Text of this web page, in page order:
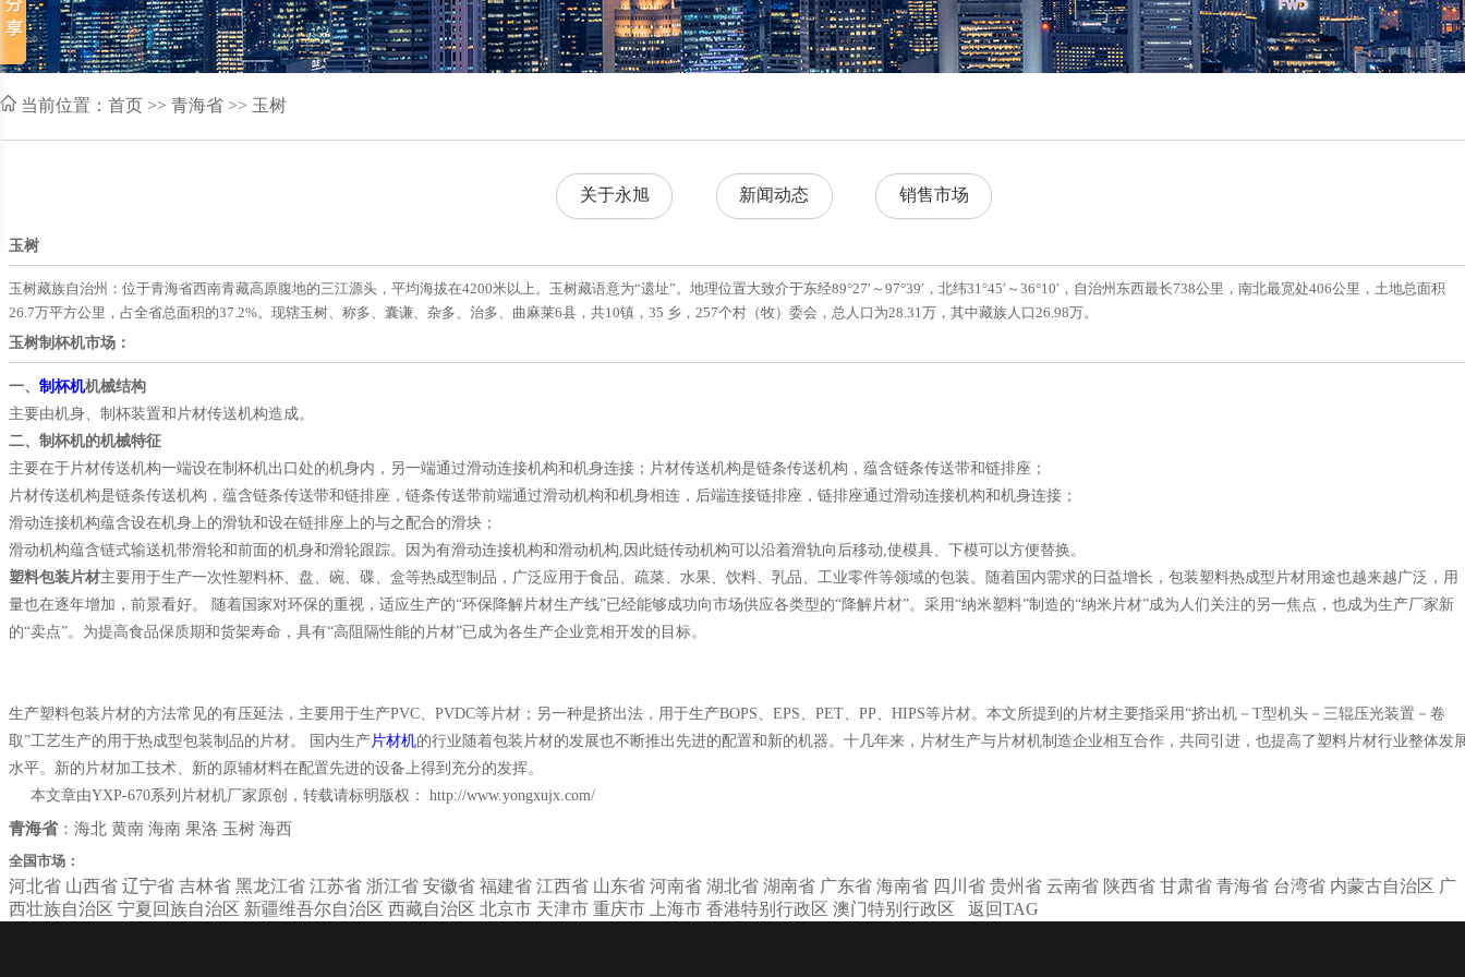
当前位置： 首页 >> 青海省 >> 玉树
关于永旭 新闻动态 销售市场
玉树
玉树藏族自治州：位于青海省西南青藏高原腹地的三江源头，平均海拔在4200米以上。玉树藏语意为“遗址”。地理位置大致介于东经89°27′～97°39′，北纬31°45′～36°10′，自治州东西最长738公里，南北最宽处406公里，土地总面积
26.7万平方公里，占全省总面积的37.2%。现辖玉树、称多、囊谦、杂多、治多、曲麻莱6县，共10镇，35 乡，257个村（牧）委会，总人口为28.31万，其中藏族人口26.98万。
玉树制杯机市场：
一、 制杯机机械结构
主要由机身、制杯装置和片材传送机构造成。
二、制杯机的机械特征
主要在于片材传送机构一端设在制杯机出口处的机身内，另一端通过滑动连接机构和机身连接；片材传送机构是链条传送机构，蕴含链条传送带和链排座；
片材传送机构是链条传送机构，蕴含链条传送带和链排座，链条传送带前端通过滑动机构和机身相连，后端连接链排座，链排座通过滑动连接机构和机身连接；
滑动连接机构蕴含设在机身上的滑轨和设在链排座上的与之配合的滑块；
滑动机构蕴含链式输送机带滑轮和前面的机身和滑轮跟踪。因为有滑动连接机构和滑动机构,因此链传动机构可以沿着滑轨向后移动,使模具、下模可以方便替换。
塑料包装片材主要用于生产一次性塑料杯、盘、碗、碟、盒等热成型制品，广泛应用于食品、疏菜、水果、饮料、乳品、工业零件等领域的包装。随着国内需求的日益增长，包装塑料热成型片材用途也越来越广泛，用
量也在逐年增加，前景看好。 随着国家对环保的重视，适应生产的“环保降解片材生产线”已经能够成功向市场供应各类型的“降解片材”。采用“纳米塑料”制造的“纳米片材”成为人们关注的另一焦点，也成为生产厂家新
的“卖点”。为提高食品保质期和货架寿命，具有“高阻隔性能的片材”已成为各生产企业竞相开发的目标。
生产塑料包装片材的方法常见的有压延法，主要用于生产PVC、PVDC等片材；另一种是挤出法，用于生产BOPS、EPS、PET、PP、HIPS等片材。本文所提到的片材主要指采用“挤出机－T型机头－三辊压光装置－卷
取”工艺生产的用于热成型包装制品的片材。 国内生产片材机的行业随着包装片材的发展也不断推出先进的配置和新的机器。十几年来，片材生产与片材机制造企业相互合作，共同引进，也提高了塑料片材行业整体发
水平。新的片材加工技术、新的原辅材料在配置先进的设备上得到充分的发挥。
本文章由YXP-670系列片材机厂家原创，转载请标明版权： http://www.yongxujx.com/
青海省： 海北 黄南 海南 果洛 玉树 海西
全国市场：
河北省 山西省 辽宁省 吉林省 黑龙江省 江苏省 浙江省 安徽省 福建省 江西省 山东省 河南省 湖北省 湖南省 广东省 海南省 四川省 贵州省 云南省 陕西省 甘肃省 青海省 台湾省 内蒙古自治区 广
西壮族自治区 宁夏回族自治区 新疆维吾尔自治区 西藏自治区 北京市 天津市 重庆市 上海市 香港特别行政区 澳门特别行政区 返回TAG